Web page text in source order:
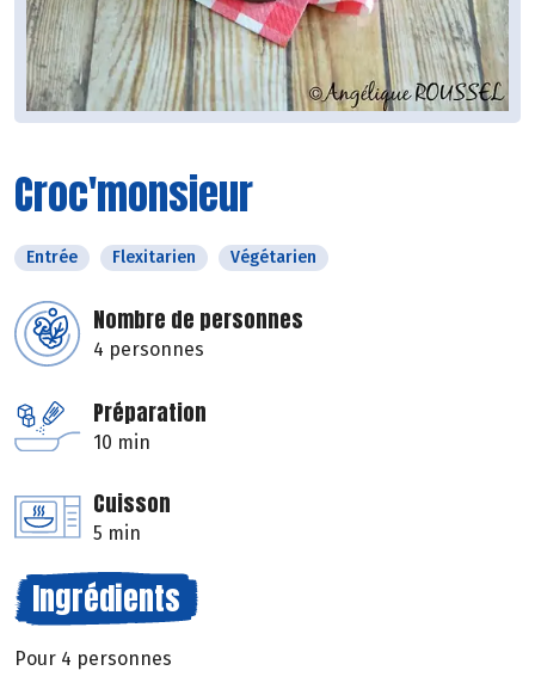
Croc'monsieur
Entrée Flexitarien Végétarien
Nombre de personnes
4 personnes
Préparation
10 min
Cuisson
5 min
Ingrédients
Pour 4 personnes